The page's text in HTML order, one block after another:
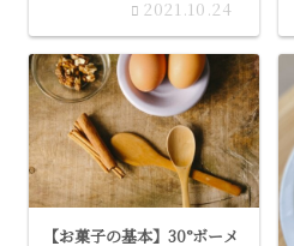
2021.10.24
【お菓子の基本】30°ボーメ